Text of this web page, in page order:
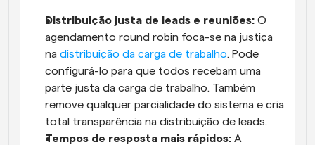
Distribuição justa de leads e reuniões: O
agendamento round robin foca-se na justiça
na distribuição da carga de trabalho. Pode
configurá-lo para que todos recebam uma
parte justa da carga de trabalho. Também
remove qualquer parcialidade do sistema e cria
total transparência na distribuição de leads.
Tempos de resposta mais rápidos: